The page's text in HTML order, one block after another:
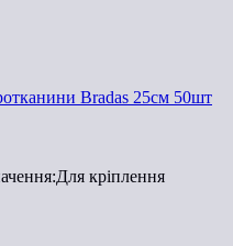
Bradas 25см 50шт
Для кріплення